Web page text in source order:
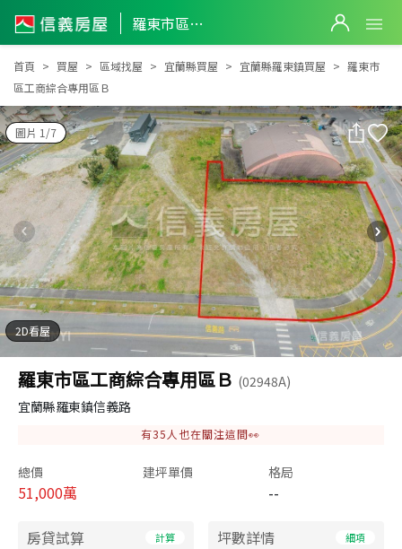
羅東市區工商綜合專用區Ｂ
羅東市區工商綜合專用區Ｂ
首頁 買屋 區域找屋 宜蘭縣買屋 宜蘭縣羅東鎮買屋
羅東市
區工商綜合專用區Ｂ
圖片 1/7
2D看屋
羅東市區工商綜合專用區Ｂ (02948A)
宜蘭縣羅東鎮信義路
有35 人也在關注這間👀
總價
51,000萬
建坪單價 格局
--
房貸試算 計算 坪數詳情 細項